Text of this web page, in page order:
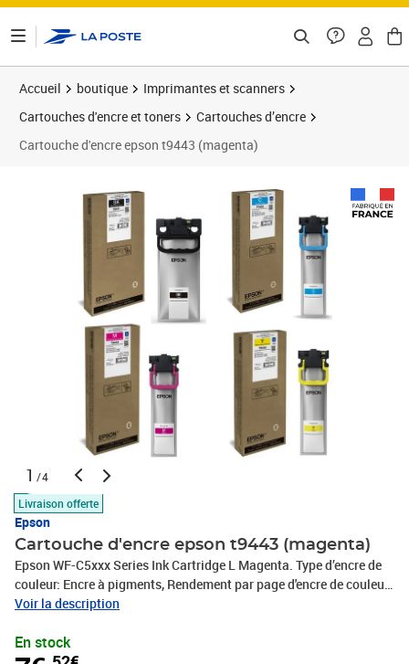
Accueil boutique
Imprimantes et scanners
Cartouches d'encre et toners
Cartouches d’encre
Cartouche d'encre epson t9443 (magenta)
1 /4
Livraison offerte
Epson
Cartouche d'encre epson t9443 (magenta)
Epson WF-C5xxx Series Ink Cartridge L Magenta. Type d’encre de
couleur: Encre à pigments, Rendement par page d'encre de couleur:
3000 pages, Volume d'encre de couleur: 19,9 ml, Quantité: 1
Voir la description
En stock